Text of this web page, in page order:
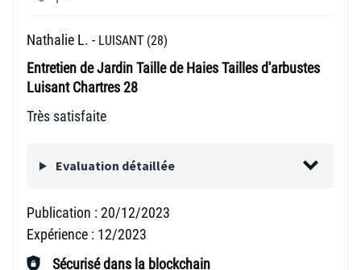
Nathalie L. - LUISANT (28)
Entretien de Jardin Taille de Haies Tailles d'arbustes
Luisant Chartres 28
Très satisfaite
Evaluation détaillée
Publication : 20/12/2023
Expérience : 12/2023
Sécurisé dans la blockchain